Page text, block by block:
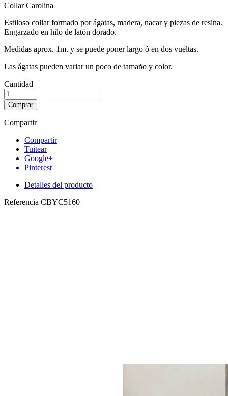
Collar Carolina
Estiloso collar formado por ágatas, madera, nacar y piezas de resina.
Engarzado en hilo de latón dorado.
Medidas aprox. 1m. y se puede poner largo ó en dos vueltas.
Las ágatas pueden variar un poco de tamaño y color.
Cantidad
Comprar
Compartir
Compartir
Tuitear
Google+
Pinterest
Detalles del producto
Referencia CBYC5160